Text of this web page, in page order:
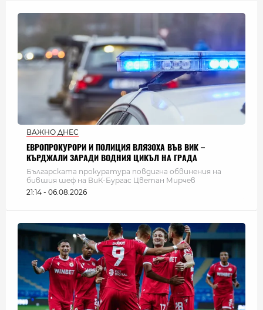
ВАЖНО ДНЕС
ЕВРОПРОКУРОРИ И ПОЛИЦИЯ ВЛЯЗОХА ВЪВ ВИК –
КЪРДЖАЛИ ЗАРАДИ ВОДНИЯ ЦИКЪЛ НА ГРАДА
Българската прокуратура повдигна обвинения на
бившия шеф на ВиК-Бургас Цветан Мирчев
21:14 - 06.08.2026